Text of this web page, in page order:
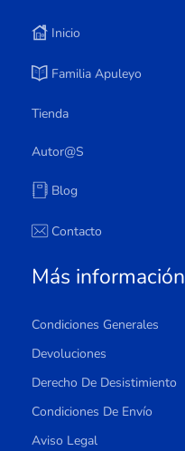
Inicio
Familia Apuleyo
Tienda
Autor@s
Blog
Contacto
Más información
Condiciones Generales
Devoluciones
Derecho De Desistimiento
Condiciones De Envío
Aviso Legal